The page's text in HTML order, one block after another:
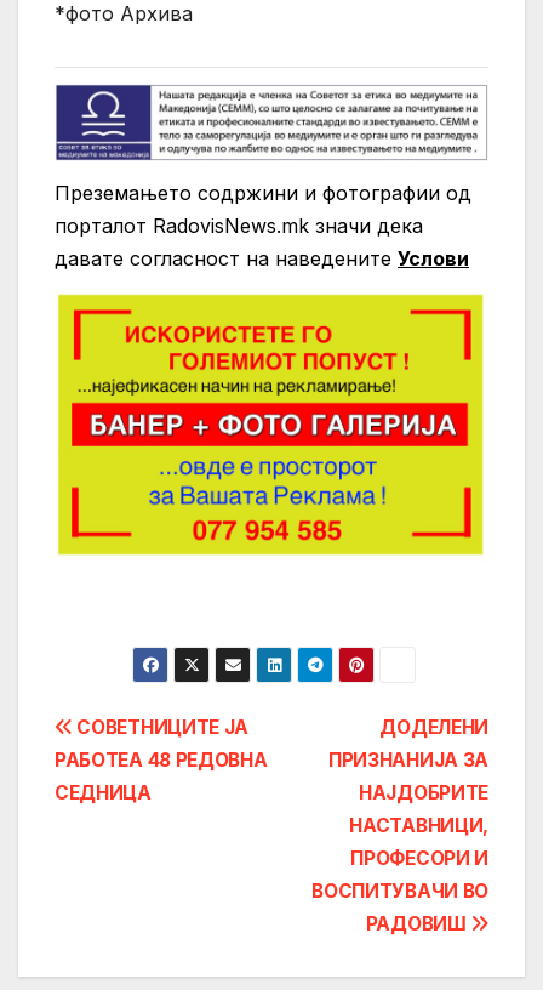
*фото Архива
Преземањето содржини и фотографии од
порталот RadovisNews.mk значи дека
давате согласност на нaведените Услови
Post
navigation
ДОДЕЛЕНИ
ПРИЗНАНИЈА ЗА
НАЈДОБРИТЕ
НАСТАВНИЦИ,
ПРОФЕСОРИ И
ВОСПИТУВАЧИ ВО
РАДОВИШ
СОВЕТНИЦИТЕ ЈА
РАБОТЕА 48 РЕДОВНА
СЕДНИЦА